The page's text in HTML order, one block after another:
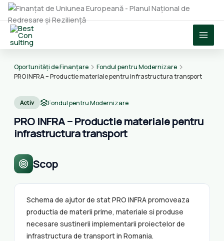
Skip
content
Oportunități de Finanțare
Fondul pentru Modernizare
PRO INFRA – Productie materiale pentru infrastructura transport
Activ Fondul pentru Modernizare
PRO INFRA – Productie materiale pentru
infrastructura transport
Scop
Schema de ajutor de stat PRO INFRA promoveaza
productia de materii prime, materiale si produse
necesare sustinerii implementarii proiectelor de
infrastructura de transport in Romania.